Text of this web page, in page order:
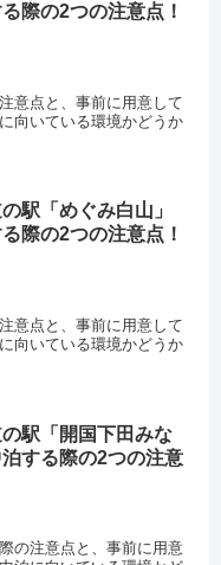
際の2つの注意点！
意点と、事前に用意して
向いている環境かどうか
の駅「めぐみ白山」
際の2つの注意点！
意点と、事前に用意して
向いている環境かどうか
の駅「開国下田みな
する際の2つの注意
の注意点と、事前に用意